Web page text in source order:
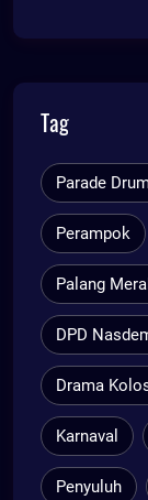
Tag
Parade
Perampok
Palang
DPD
Drama
Karnaval
Penyuluh